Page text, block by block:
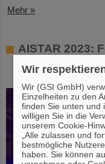
Mehr »
AISTAR 2023:
Fortschritten
Innovation
Wir
Wir (GSI GmbH)
Einzelheiten zu den
finden Sie unten
willigen Sie in die
unserem Cookie-
„Alle zulassen und
bestmögliche
haben. Sie können